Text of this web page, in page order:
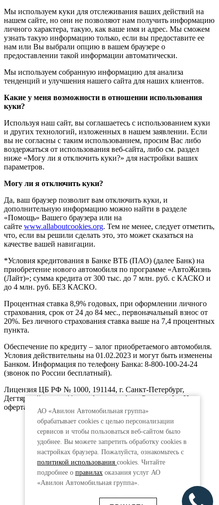
АО «Авилон Автомобильная группа»
обрабатывает cookies с целью персонализации
сервисов и чтобы пользоваться веб-сайтом было
удобнее. Вы можете запретить обработку сookies в
настройках браузера. Пожалуйста, ознакомьтесь с
политикой использования cookies. Читайте
подробнее о правилахоказания услуг АО
«Авилон Автомобильная группа».
Мы используем куки для отслеживания ваших действий на
нашем сайте, но они не позволяют нам получить информацию
личного характера, такую, как ваше имя и адрес. Мы сможем
узнать такую информацию только, если вы предоставите ее
нам или Вы выбрали опцию в вашем браузере о
предоставлении такой информации автоматически.
Мы используем собранную информацию для анализа
тенденций и улучшения нашего сайта для наших клиентов.
Какие у меня возможности в отношении использования
куки?
Используя наш сайт, вы соглашаетесь с использованием куки
и других технологий, изложенных в нашем заявлении. Если
вы не согласны с таким использованием, просим Вас либо
воздержаться от использования веб-сайта, либо см. раздел
ниже «Могу ли я отключить куки?» для настройки ваших
параметров.
Могу ли я отключить куки?
Да, ваш браузер позволит вам отключить куки, и
дополнительную информацию можно найти в разделе
«Помощь» Вашего браузера или на
сайте www.allaboutcookies.org. Тем не менее, следует отметить,
что, если вы решили сделать это, это может сказаться на
качестве вашей навигации.
*Условия кредитования в Банке ВТБ (ПАО) (далее Банк) на
приобретение нового автомобиля по программе «АвтоЖизнь
(Лайт)»; сумма кредита от 300 тыс. до 7 млн. руб. с КАСКО и
до 4 млн. руб. БЕЗ КАСКО.
Процентная ставка 8,9% годовых, при оформлении личного
страхования, срок от 24 до 84 мес., первоначальный взнос от
20%. Без личного страхования ставка выше на 7,4 процентных
пункта.
Обеспечение по кредиту – залог приобретаемого автомобиля.
Условия действительны на 01.02.2023 и могут быть изменены
Банком. Информация по телефону Банка: 8-800-100-24-24
(звонок по России бесплатный).
Лицензия ЦБ РФ № 1000, 191144, г. Санкт-Петербург,
Дегтярный пер., д.11, лит.А. www.vtb.ru. Реклама 0+. Не
оферта.